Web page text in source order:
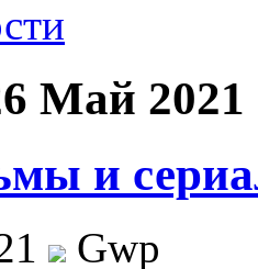
Май 2021
и
Gwp